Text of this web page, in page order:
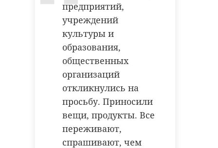
предприятий,
учреждений
культуры и
образования,
общественных
организаций
откликнулись на
просьбу. Приносили
вещи, продукты. Все
переживают,
спрашивают, чем